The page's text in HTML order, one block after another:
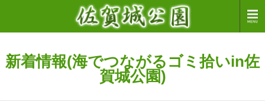
新着情報(海でつながるゴミ拾いin佐
賀城公園)